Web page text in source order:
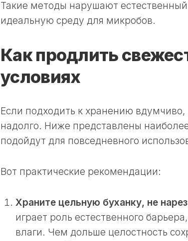
Такие методы нарушают естественный
идеальную среду для микробов.
Как продлить
условиях
Если подходить к хранению
надолго. Ниже представлены
подойдут для повседневного
Вот практические рекомендации:
Храните цельную буханку, не
играет роль естественного
влаги. Чем дольше целостность